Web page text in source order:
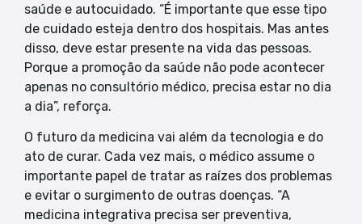
saúde e autocuidado. “É importante que esse tipo
de cuidado esteja dentro dos hospitais. Mas antes
disso, deve estar presente na vida das pessoas.
Porque a promoção da saúde não pode acontecer
apenas no consultório médico, precisa estar no dia
a dia”, reforça.
O futuro da medicina vai além da tecnologia e do
ato de curar. Cada vez mais, o médico assume o
importante papel de tratar as raízes dos problemas
e evitar o surgimento de outras doenças. “A
medicina integrativa precisa ser preventiva,